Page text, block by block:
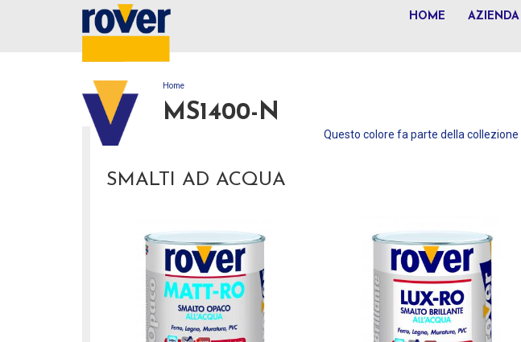
HOME AZIENDA
TU SEI QUI
Home
MS1400-N
Questo colore fa parte della collezione
SMALTI AD ACQUA